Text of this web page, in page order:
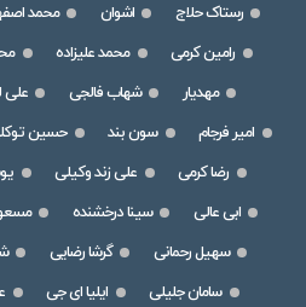
رستاک حلاج
اشوان محمد
رامین کرمی
محمد علیزاده
مهدیار
شهاب فالجی علی
امیر فرجام
سون بند حسین
رضا کرمی
علی زند وکیلی
ابی عالی
سینا درخشنده
سهیل رحمانی
گرشا رضایی
سامان جلیلی
ایلیا ای جی